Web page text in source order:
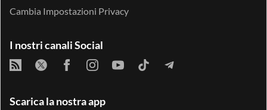
Cambia Impostazioni Privacy
I nostri canali Social
Scarica la nostra app